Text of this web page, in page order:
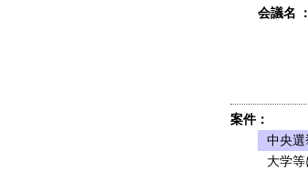
会議名
：
案件：
中央選
大学